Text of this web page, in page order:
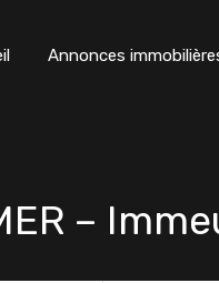
Annonces
–